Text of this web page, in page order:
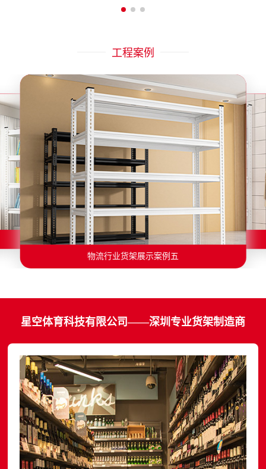
工程案例
物流行业货架展示案例一
物流行业货架展示案例六
物流行业货架展示案例五
物流行业货架展示案例四
物流行业货架展示案例三
物流行业货架展示案例二
星空体育科技有限公司——深圳专业货架制造商